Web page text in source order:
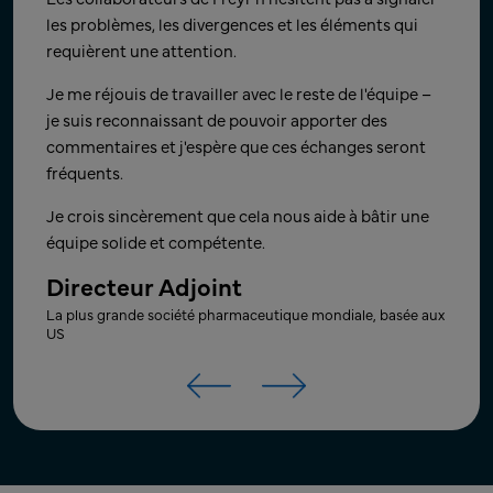
de les avoir traités en priorité. Votre aide est vraiment
appréciée.
Chef de produit
Société pharmaceutique mondiale de médicaments
génériques, basée au Canada
exceptionnel !! Seuls, nous pouvons faire si peu ;
ensemble, nous pouvons accomplir tant de choses.
Je me réjouis de la prochaine étape et de la
collaboration sur de nouveaux projets à l'avenir.
Vice-président senior - R&D
(Forme posologique finie)
Société CRO basée aux US, spécialisée dans la science des
matériaux et l'ingénierie pour le développement de
médicaments
les problèmes, les divergences et les éléments qui
requièrent une attention.
Je me réjouis de travailler avec le reste de l'équipe –
je suis reconnaissant de pouvoir apporter des
commentaires et j'espère que ces échanges seront
fréquents.
Je crois sincèrement que cela nous aide à bâtir une
équipe solide et compétente.
Directeur Adjoint
La plus grande société pharmaceutique mondiale, basée aux
US
Produits médicinaux
Œuvre d'art
Produits médicinaux
Œuvre d'art
Produits médicinaux
Œuvre d'art
Produits médicinaux
Œuvre d'art
Produits médicinaux
Œuvre d'art
Produits médicinaux
Œuvre d'art
Produits médicinaux
Œuvre d'art